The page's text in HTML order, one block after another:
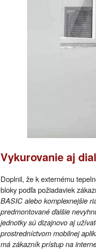
Vykurovanie aj
Doplnil, že k externému
bloky podľa požiadaviek
BASIC alebo komplexnejšie
predmontované ďalšie
jednotky sú dizajnovo aj
prostredníctvom mobilnej
má zákazník prístup na